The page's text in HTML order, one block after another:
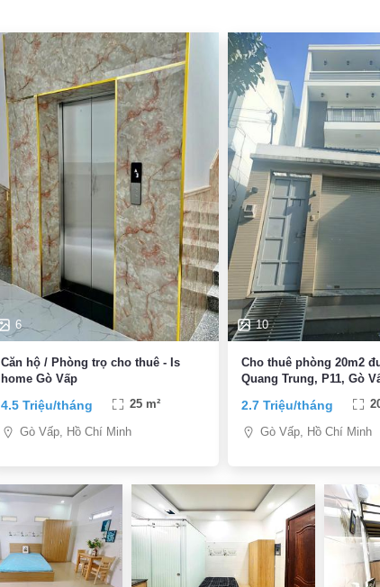
6
Căn hộ / Phòng trọ cho thuê - Is
home Gò Vấp
4.5 Triệu/tháng 25 m²
Gò Vấp, Hồ Chí Minh
10
Cho thuê phòng 20m2
Quang Trung, P11, Gò
2.7 Triệu/tháng
Gò Vấp, Hồ Chí Minh